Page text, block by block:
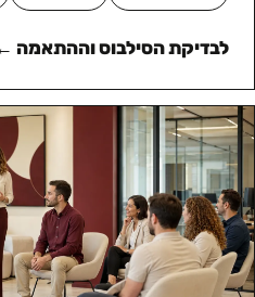
לבדיקת הסילבוס וההתאמה